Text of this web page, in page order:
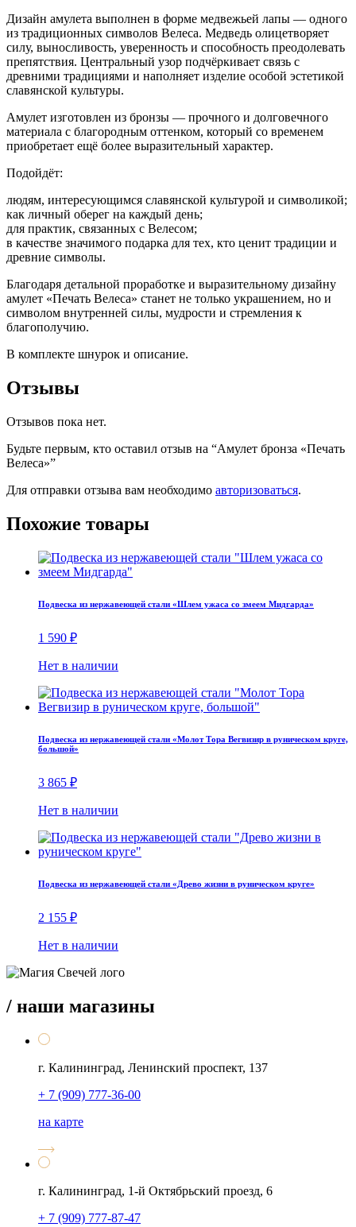
Дизайн амулета выполнен в форме медвежьей лапы — одного
из традиционных символов Велеса. Медведь олицетворяет
силу, выносливость, уверенность и способность преодолевать
препятствия. Центральный узор подчёркивает связь с
древними традициями и наполняет изделие особой эстетикой
славянской культуры.
Амулет изготовлен из бронзы — прочного и долговечного
материала с благородным оттенком, который со временем
приобретает ещё более выразительный характер.
Подойдёт:
людям, интересующимся славянской культурой и символикой;
как личный оберег на каждый день;
для практик, связанных с Велесом;
в качестве значимого подарка для тех, кто ценит традиции и
древние символы.
Благодаря детальной проработке и выразительному дизайну
амулет «Печать Велеса» станет не только украшением, но и
символом внутренней силы, мудрости и стремления к
благополучию.
В комплекте шнурок и описание.
Отзывы
Отзывов пока нет.
Будьте первым, кто оставил отзыв на “Амулет бронза «Печать
Велеса»”
Для отправки отзыва вам необходимо авторизоваться.
Похожие товары
Подвеска из нержавеющей стали «Шлем ужаса со змеем Мидгарда»
1 590 ₽
Нет в наличии
Подвеска из нержавеющей стали «Молот Тора Вегвизир в руническом круге,
большой»
3 865 ₽
Нет в наличии
Подвеска из нержавеющей стали «Древо жизни в руническом круге»
2 155 ₽
Нет в наличии
/ наши магазины
г. Калининград, Ленинский проспект, 137
+ 7 (909) 777-36-00
на карте
г. Калининград, 1-й Октябрьский проезд, 6
+ 7 (909) 777-87-47